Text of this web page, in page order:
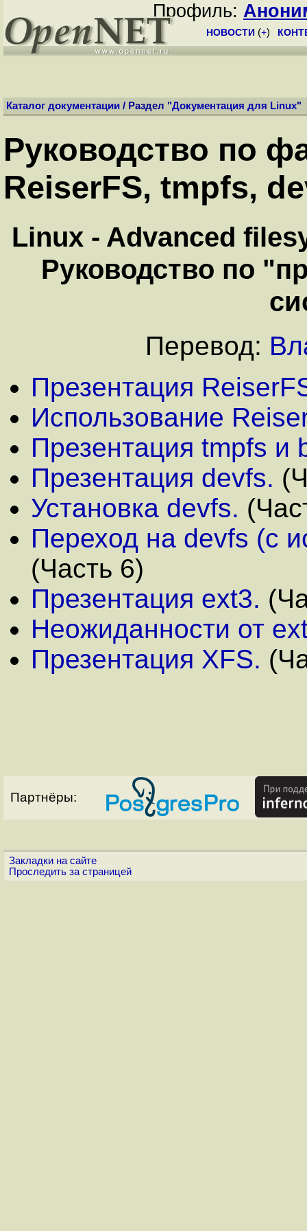
Профиль:
НОВОСТИ (+)
Каталог документации / Раздел "Документация для Linux"
Руководство по
ReiserFS, tmpfs,
Linux - Advanced
Руководство по
Перевод:
Презентация
Использование
Презентация tmpfs и
Презентация devfs.
Установка devfs.
Переход на devfs (с
(Часть 6)
Презентация ext3.
Неожиданности от
Презентация XFS.
Партнёры:
Закладки на сайте
Проследить за страницей